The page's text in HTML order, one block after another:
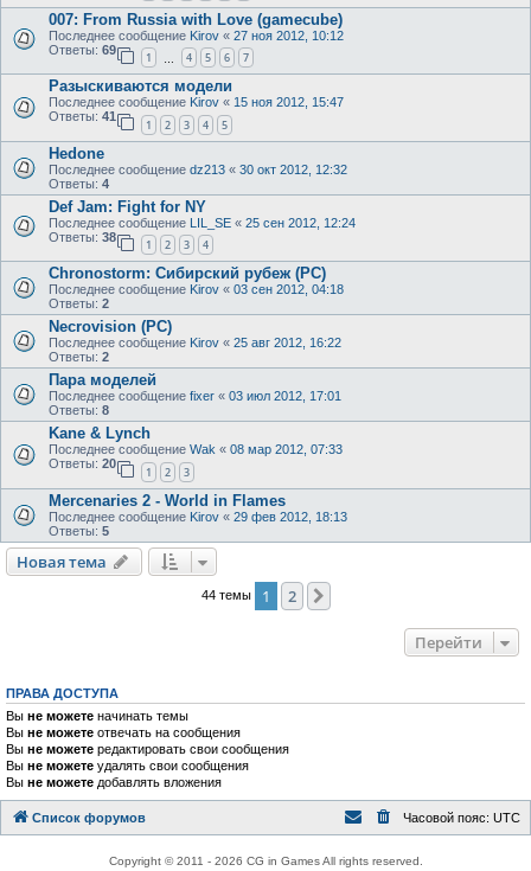
007: From Russia with Love (gamecube)
Последнее сообщение Kirov « 27 ноя 2012, 10:12
Ответы: 69
1 4 5 6 7
Разыскиваются модели
Последнее сообщение Kirov « 15 ноя 2012, 15:47
Ответы: 41
1 2 3 4 5
Hedone
Последнее сообщение dz213 « 30 окт 2012, 12:32
Ответы: 4
Def Jam: Fight for NY
Последнее сообщение LIL_SE « 25 сен 2012, 12:24
Ответы: 38
1 2 3 4
Chronostorm: Сибирский рубеж (PC)
Последнее сообщение Kirov « 03 сен 2012, 04:18
Ответы: 2
Necrovision (PC)
Последнее сообщение Kirov « 25 авг 2012, 16:22
Ответы: 2
Пара моделей
Последнее сообщение fixer « 03 июл 2012, 17:01
Ответы: 8
Kane & Lynch
Последнее сообщение Wak « 08 мар 2012, 07:33
Ответы: 20
1 2 3
Mercenaries 2 - World in Flames
Последнее сообщение Kirov « 29 фев 2012, 18:13
Ответы: 5
Новая тема
44 темы 1 2
Перейти
ПРАВА ДОСТУПА
Вы не можете начинать темы
Вы не можете отвечать на сообщения
Вы не можете редактировать свои сообщения
Вы не можете удалять свои сообщения
Вы не можете добавлять вложения
Список форумов Часовой пояс: UTC
Copyright © 2011 - 2026 CG in Games All rights reserved.